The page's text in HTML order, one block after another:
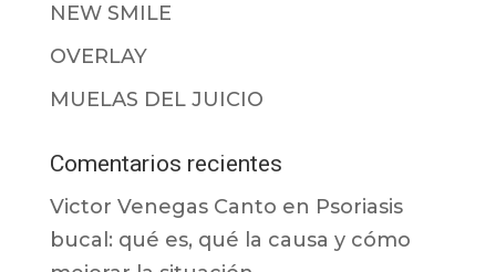
NEW SMILE
OVERLAY
MUELAS DEL JUICIO
Comentarios recientes
Victor Venegas Canto en Psoriasis
bucal: qué es, qué la causa y cómo